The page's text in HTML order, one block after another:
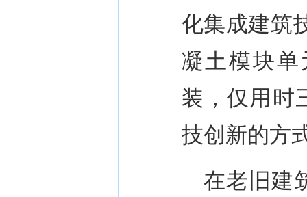
化集成建筑
凝土模块
装，仅用时
技创新的方
在老旧建